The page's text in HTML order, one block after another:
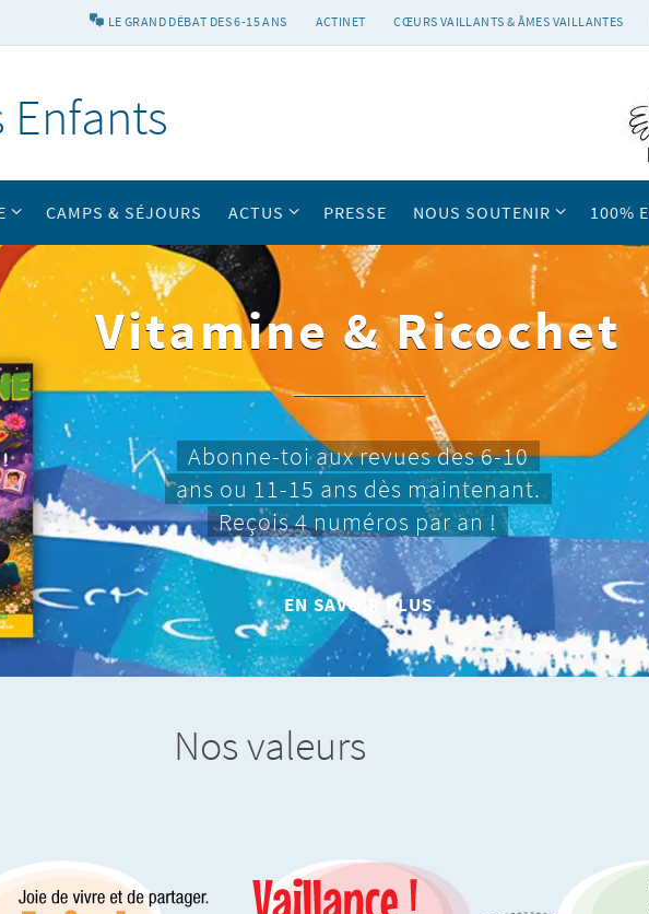
LE GRAND DÉBAT DES 6-15 ANS ACTINET CŒURS VAILLANTS & ÂMES VAILLANTES
CAMPS & SÉJOURS ACTUS PRESSE NOUS SOUTENIR 100%
Vitamine & Ricochet
Abonne-toi aux revues des 6-10
ans ou 11-15 ans dès maintenant.
Reçois 4 numéros par an !
EN SAVOIR PLUS
Nos valeurs